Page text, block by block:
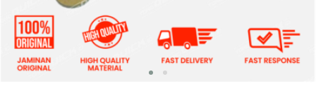
Bantuan
Kritik
Saran